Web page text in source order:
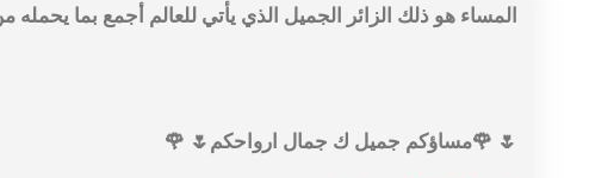
لمساء هو ذلك الزائر الجميل الذي يأتي للعالم أجمع بما
🌷 🌹مساؤكم جميل ك جمال ارواحكم🌷 🌹